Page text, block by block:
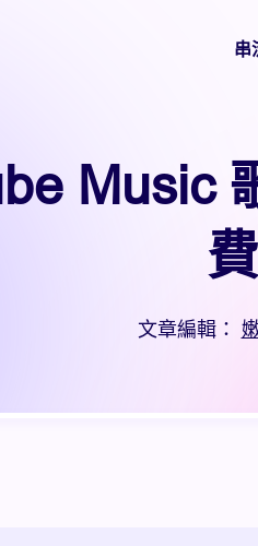
串
Music
文章編輯：